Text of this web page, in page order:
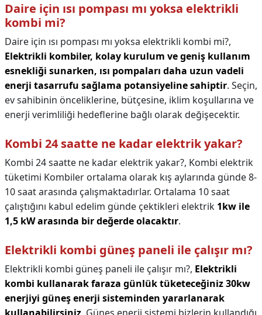
Daire için ısı pompası mı yoksa elektrikli
kombi mi?
Daire için ısı pompası mı yoksa elektrikli kombi mi?,
Elektrikli kombiler, kolay kurulum ve geniş kullanım
esnekliği sunarken, ısı pompaları daha uzun vadeli
enerji tasarrufu sağlama potansiyeline sahiptir. Seçin,
ev sahibinin önceliklerine, bütçesine, iklim koşullarına ve
enerji verimliliği hedeflerine bağlı olarak değişecektir.
Kombi 24 saatte ne kadar elektrik yakar?
Kombi 24 saatte ne kadar elektrik yakar?, Kombi elektrik
tüketimi Kombiler ortalama olarak kış aylarında günde 8-
10 saat arasında çalışmaktadırlar. Ortalama 10 saat
çalıştığını kabul edelim günde çektikleri elektrik 1kw ile
1,5 kW arasında bir değerde olacaktır.
Elektrikli kombi güneş paneli ile çalışır mı?
Elektrikli kombi güneş paneli ile çalışır mı?, Elektrikli
kombi kullanarak faraza günlük tüketeceğiniz 30kw
enerjiyi güneş enerji sisteminden yararlanarak